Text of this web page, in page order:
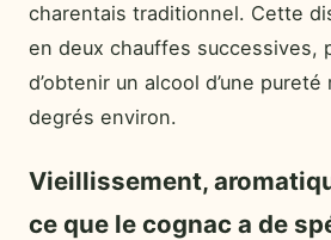
charentais traditionnel. Cette
en deux chauffes successives,
d’obtenir un alcool d’une
degrés environ.
Vieillissement,
ce que le cognac a de